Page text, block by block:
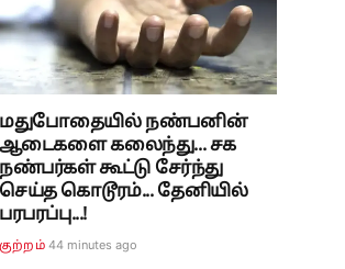
மதுபோதையில் நண்பனின்
ஆடைகளை கலைந்து... சக
நண்பர்கள் கூட்டு சேர்ந்து
செய்த கொடூரம்... தேனியில்
பரபரப்பு...!
குற்றம் 44 minutes ago